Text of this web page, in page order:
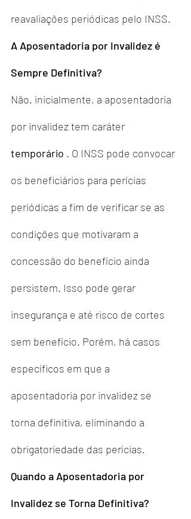
reavaliações periódicas pelo INSS.
A Aposentadoria por Invalidez é
Sempre Definitiva?
Não. inicialmente, a aposentadoria
por invalidez tem caráter
temporário . O INSS pode convocar
os beneficiários para perícias
periódicas a fim de verificar se as
condições que motivaram a
concessão do benefício ainda
persistem. Isso pode gerar
insegurança e até risco de cortes
sem benefício. Porém, há casos
específicos em que a
aposentadoria por invalidez se
torna definitiva, eliminando a
obrigatoriedade das perícias.
Quando a Aposentadoria por
Invalidez se Torna Definitiva?